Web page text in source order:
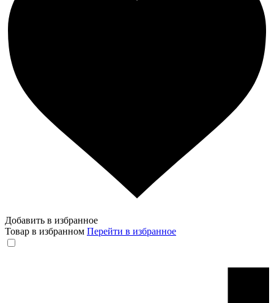
Добавить в избранное
Товар в избранном Перейти в избранное